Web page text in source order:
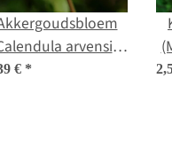
arvensis)
€ *